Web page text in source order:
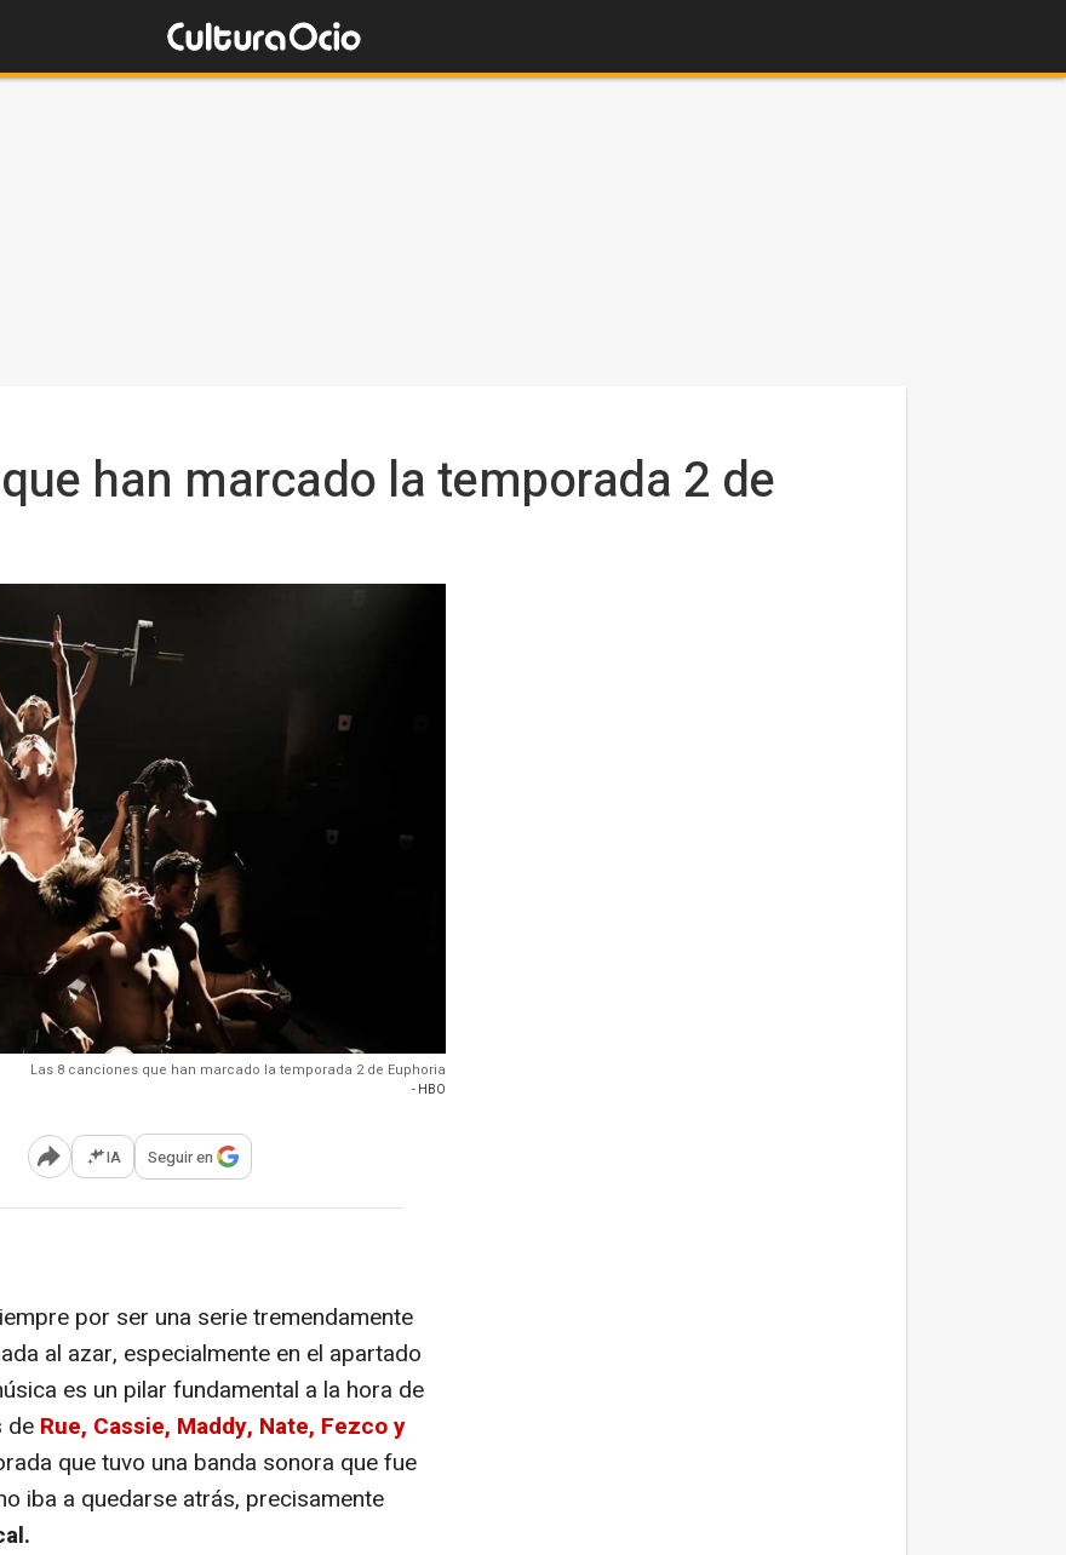
han marcado la temporada 2 de
Las 8 canciones que han marcado la temporada 2 de Euphoria
- HBO
Abrir opciones para compartir
IA Seguir en
por ser una serie tremendamente
al azar, especialmente en el apartado
es un pilar fundamental a la hora de
de Rue, Cassie, Maddy, Nate, Fezco y
que tuvo una banda sonora que fue
iba a quedarse atrás, precisamente